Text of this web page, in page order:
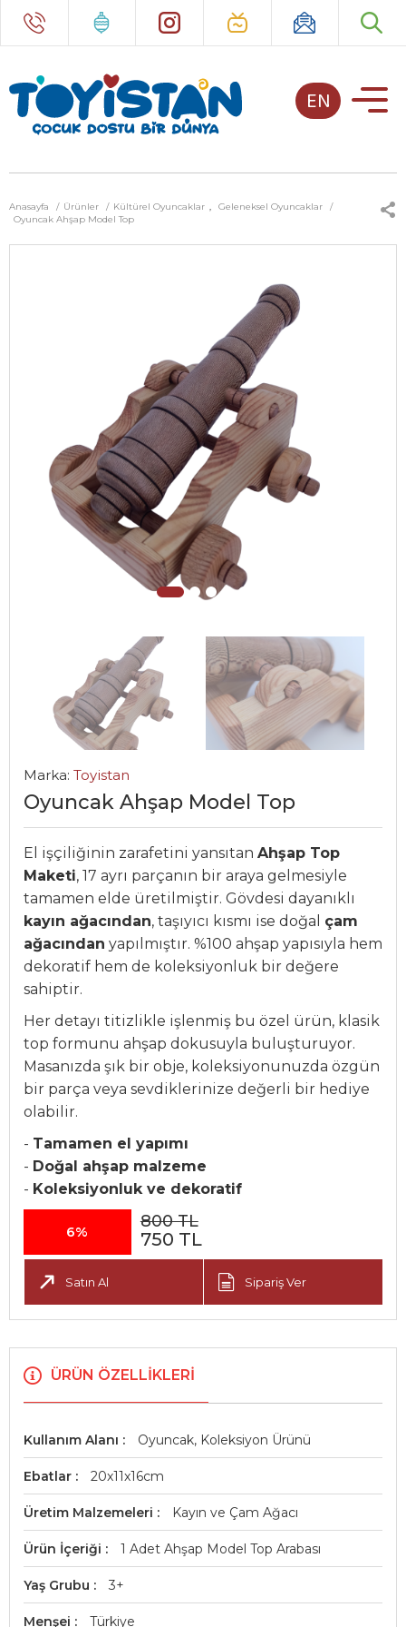
EN
Anasayfa Ürünler Kültürel Oyuncaklar ,
Geleneksel Oyuncaklar
Oyuncak Ahşap Model Top
Marka: Toyistan
Oyuncak Ahşap Model Top
El işçiliğinin zarafetini yansıtan Ahşap Top
Maketi, 17 ayrı parçanın bir araya gelmesiyle
tamamen elde üretilmiştir. Gövdesi dayanıklı
kayın ağacından, taşıyıcı kısmı ise doğal çam
ağacından yapılmıştır. %100 ahşap yapısıyla hem
dekoratif hem de koleksiyonluk bir değere
sahiptir.
Her detayı titizlikle işlenmiş bu özel ürün, klasik
top formunu ahşap dokusuyla buluşturuyor.
Masanızda şık bir obje, koleksiyonunuzda özgün
bir parça veya sevdiklerinize değerli bir hediye
olabilir.
- Tamamen el yapımı
- Doğal ahşap malzeme
- Koleksiyonluk ve dekoratif
6%
800 TL
750 TL
Satın Al Sipariş Ver
ÜRÜN ÖZELLIKLERI
Kullanım Alanı Oyuncak, Koleksiyon Ürünü
Ebatlar 20x11x16cm
Üretim Malzemeleri Kayın ve Çam Ağacı
Ürün İçeriği 1 Adet Ahşap Model Top Arabası
Yaş Grubu 3+
Menşei Türkiye